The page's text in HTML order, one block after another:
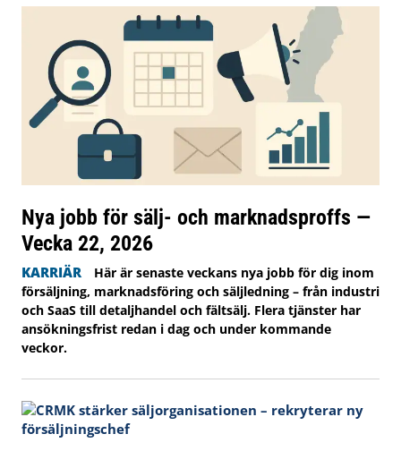
Nya jobb för sälj- och marknadsproffs —
Vecka 22, 2026
KARRIÄR
Här är senaste veckans nya jobb för dig inom
försäljning, marknadsföring och säljledning – från industri
och SaaS till detaljhandel och fältsälj. Flera tjänster har
ansökningsfrist redan i dag och under kommande
veckor.